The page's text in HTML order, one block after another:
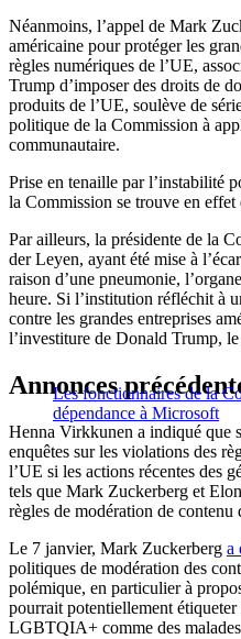
Néanmoins, l’appel de Mark
américaine pour protéger les
règles numériques de l’UE,
Trump d’imposer des droits de
produits de l’UE, soulève de
politique de la Commission à
communautaire.
Prise en tenaille par l’instabilité
la Commission se trouve en
Par ailleurs, la présidente de la
der Leyen, ayant été mise à
raison d’une pneumonie,
heure. Si l’institution réfléchit à
contre les grandes entreprises
l’investiture de Donald Trump,
Les fonctionnaires de la
dépendance à Microsoft
Annonces
Henna Virkkunen a indiqué que
enquêtes sur les violations des
l’UE si les actions récentes des
tels que Mark Zuckerberg et
règles de modération de
Le 7 janvier, Mark Zuckerberg a
politiques de modération des
polémique, en particulier à
pourrait potentiellement
LGBTQIA+ comme des